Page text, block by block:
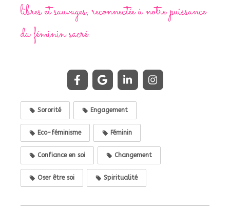
libres et sauvages, reconnectée à notre puissance
du féminin sacré.
Sororité Engagement
Eco-féminisme Féminin
Confiance en soi Changement
Oser être soi Spiritualité